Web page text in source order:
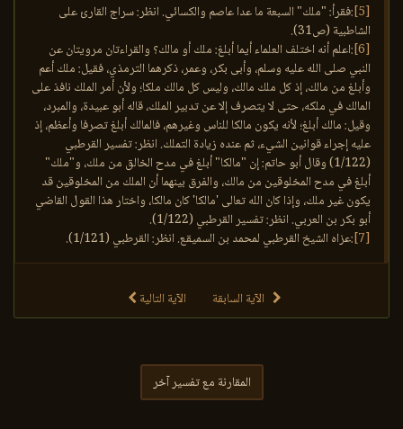
[5]
:فقرأ: "ملك" السبعة ما عدا عاصم والكسائي. انظر: سراج القارئ على
الشاطبية (ص31).
[6]
:اعلم أنه اختلف العلماء أيما أبلغ: ملك أو مالك؟ والقراءتان مرويتان عن
النبي صلى الله عليه وسلم، وأبى بكر، وعمر، ذكرهما الترمذي، فقيل: ملك أعم
وأبلغ من مالك، إذ كل ملك مالك، وليس كل مالك ملكا؛ ولأن أمر الملك نافذ على
المالك في ملكه، حتى لا يتصرف إلا عن تدبير الملك، قاله أبو عبيدة، والمبرد،
وقيل: مالك أبلغ؛ لأنه يكون مالكا للناس وغيرهم، فالمالك أبلغ تصرفا وأعظم، إذ
عليه إجراء قوانين الشيء، ثم عنده زيادة التملك. انظر: تفسير القرطبي
(1/122) وقال أبو حاتم: إن "مالكا" أبلغ في مدح الخالق من ملك، و"ملك"
أبلغ في مدح المخلوقين من مالك، والفرق بينهما أن الملك من المخلوقين قد
يكون غير ملك، وإذا كان الله تعالى 'مالكا' كان مالكا، واختار هذا القول القاضي
أبو بكر بن العربي. انظر: تفسير القرطبي (1/122).
[7]
:عزاه الشيخ القرطبي لمحمد بن السميقع. انظر: القرطبي (1/121).
الآية السابقة الآية التالية
المقارنة مع تفسير آخر